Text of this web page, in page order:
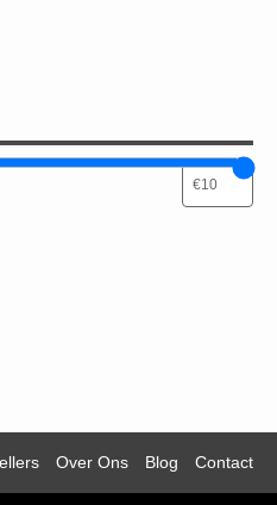
Over Ons Blog Contact